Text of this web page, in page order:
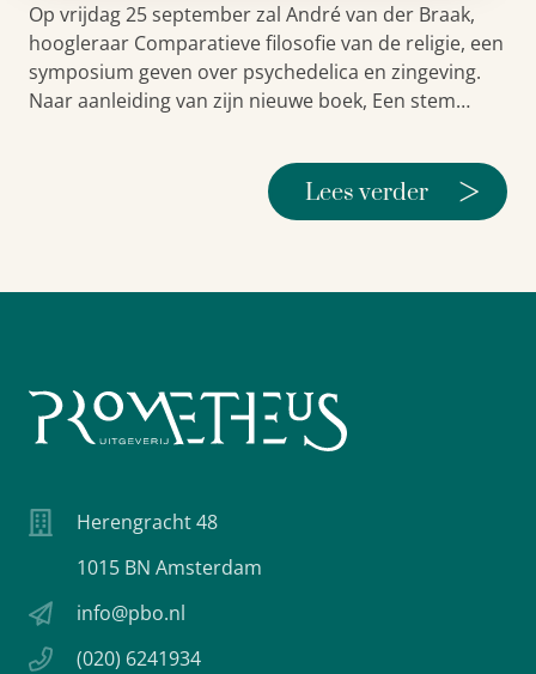
Op vrijdag 25 september zal André van der Braak,
hoogleraar Comparatieve filosofie van de religie, een
symposium geven over psychedelica en zingeving.
Naar aanleiding van zijn nieuwe boek, Een stem…
Lees verder >
Herengracht 48
1015 BN Amsterdam
info@pbo.nl
(020) 6241934